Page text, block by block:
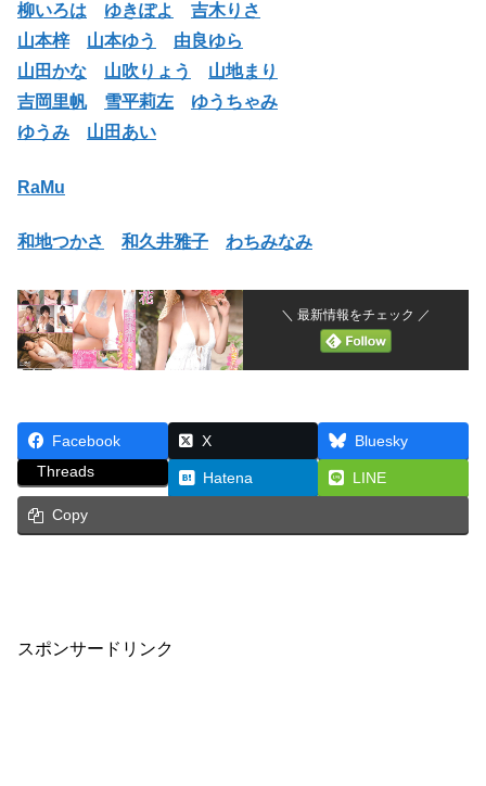
柳いろは ゆきぽよ
吉木りさ
山本梓
山本ゆう
由良ゆら
山田かな
山吹りょう
山地まり
吉岡里帆
雪平莉左
ゆうちゃみ
ゆうみ
山田あい
RaMu
和地つかさ 和久井雅子 わちみなみ
＼ 最新情報をチェック ／
Facebook X
Bluesky
Threads
Hatena LINE
Copy
スポンサードリンク